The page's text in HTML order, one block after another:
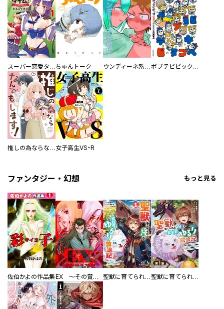
スーパー恋愛タイム！～現場でドＳな彼女は自宅でデレる～ ちゅんトーク ウンディーネ系彼氏 ポプテピピック SEASON EIGHT
推しの為ならなんでもします！ 女子高生VS-R
ファンタジー・幻想 もっと見る
佐伯かよの作品集 EX ～その賞金稼ぎは、世界の出口を探す～【単行本版】 聖獣に育てられた少年の異世界ゆるり放浪記～神様からもらったチート魔法で、仲間たちとスローライフを満喫中～ 聖獣に育てられた少年の異世界ゆるり放浪記～神様からもらったチート魔法で、仲間たちとスローライフを満喫中～【分冊版】